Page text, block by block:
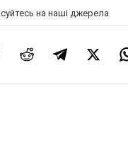
на наші джерела